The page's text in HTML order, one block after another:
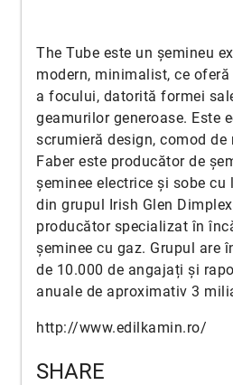
The Tube este un șemineu
modern, minimalist, ce oferă
a focului, datorită formei
geamurilor generoase. Este
scrumieră design, comod
Faber este producător de
șeminee electrice și sobe cu
din grupul Irish Glen
producător specializat în
șeminee cu gaz. Grupul are
de 10.000 de angajați și
anuale de aproximativ 3
http://www.edilkamin.ro/
SHARE